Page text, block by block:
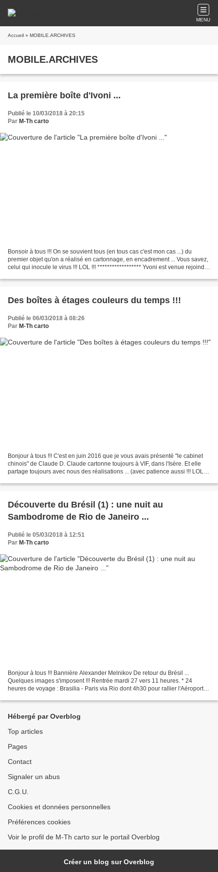
MENU
Accueil » MOBILE.ARCHIVES
MOBILE.ARCHIVES
La première boîte d'Ivoni ...
Publié le 10/03/2018 à 20:15
Par M-Th carto
Bonsoir à tous !!! On se souvient tous (en tous cas c'est mon cas ...) du
premier objet qu'on a réalisé en cartonnage, en encadrement ... Vous savez,
celui qui inocule le virus !!! LOL !!! ****************** Yvoni est venue rejoindre
Des boîtes à étages couleurs du temps !!!
Publié le 06/03/2018 à 08:26
Par M-Th carto
Bonjour à tous !!! C'est en juin 2016 que je vous avais présenté "le cabinet
chinois" de Claude D. Claude cartonne toujours à VIF, dans l'Isère. Et elle
partage toujours avec nous des réalisations ... (avec patience aussi !!! LOL
Découverte du Brésil (1) : une nuit au
Sambodrome de Rio de Janeiro ...
Publié le 05/03/2018 à 12:51
Par M-Th carto
Bonjour à tous !!! Bannière Alexander Melnikov De retour du Brésil ...
Quelques images s'imposent !!! Rentrée mardi 27 vers 11 heures. * 24
heures de voyage : Brasilia - Paris via Rio dont 4h30 pour rallier l'Aéroport
Hébergé par Overblog
Top articles
Pages
Contact
Signaler un abus
C.G.U.
Cookies et données personnelles
Préférences cookies
Voir le profil de M-Th carto sur le portail Overblog
Créer un blog sur Overblog